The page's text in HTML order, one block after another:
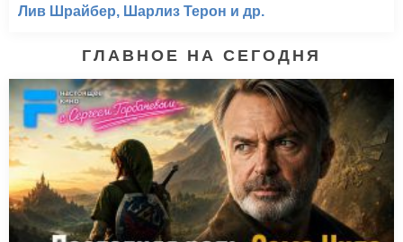
Лив Шрайбер, Шарлиз Терон и др.
ГЛАВНОЕ НА СЕГОДНЯ